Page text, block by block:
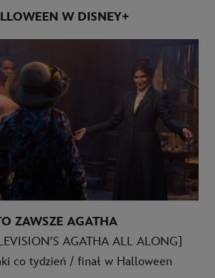
W DISNEY+
ZAWSZE AGATHA
AGATHA ALL ALONG]
co tydzień / finał w Halloween